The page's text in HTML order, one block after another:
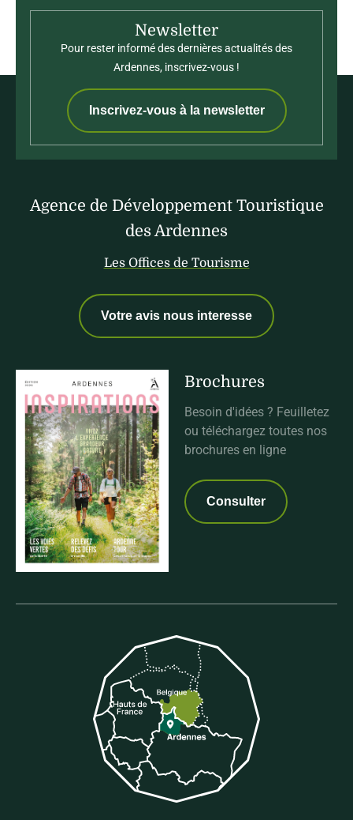
Newsletter
Pour rester informé des dernières actualités des
Ardennes, inscrivez-vous !
Inscrivez-vous à la newsletter
Agence de Développement Touristique
des Ardennes
Les Offices de Tourisme
Votre avis nous interesse
Brochures
Besoin d'idées ? Feuilletez
ou téléchargez toutes nos
brochures en ligne
Consulter